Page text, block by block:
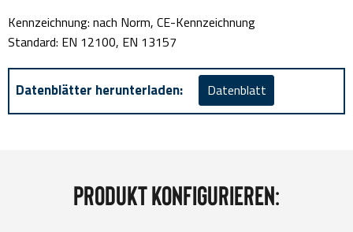
Kennzeichnung: nach Norm, CE-Kennzeichnung
Standard: EN 12100, EN 13157
Datenblätter herunterladen: Datenblatt
Produkt konfigurieren: